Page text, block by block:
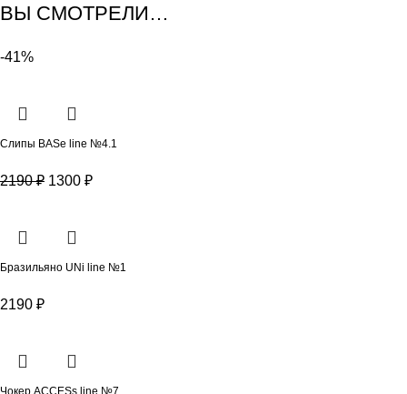
ВЫ СМОТРЕЛИ…
-41%
Слипы BASe line №4.1
2190₽ 1300 ₽
Бразильяно UNi line №1
2190 ₽
Чокер ACCESs line №7